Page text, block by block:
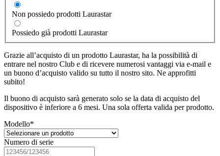
Non possiedo prodotti Laurastar
Possiedo già prodotti Laurastar
Grazie all’acquisto di un prodotto Laurastar, ha la possibilità di
entrare nel nostro Club e di ricevere numerosi vantaggi via e-mail e
un buono d’acquisto valido su tutto il nostro sito. Ne approfitti
subito!
Il buono di acquisto sarà generato solo se la data di acquisto del
dispositivo è inferiore a 6 mesi. Una sola offerta valida per prodotto.
Modello*
Numero di serie